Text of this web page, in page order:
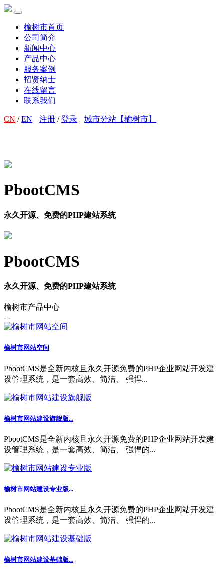
榆树市首页
公司简介
新闻中心
产品中心
服务案例
招贤纳士
在线留言
联系我们
CN /EN 注册 /登录 城市分站【榆树市】
PbootCMS
永久开源、免费的PHP建站系统
PbootCMS
永久开源、免费的PHP建站系统
榆树市产品中心
- -
榆树市网站空间
PbootCMS是全新内核且永久开源免费的PHP企业网站开发建
设管理系统，是一套高效、简洁、 强悍...
榆树市网站建设旗舰版...
PbootCMS是全新内核且永久开源免费的PHP企业网站开发建
设管理系统，是一套高效、简洁、 强悍的...
榆树市网站建设专业版...
PbootCMS是全新内核且永久开源免费的PHP企业网站开发建
设管理系统，是一套高效、简洁、 强悍的...
榆树市网站建设基础版...